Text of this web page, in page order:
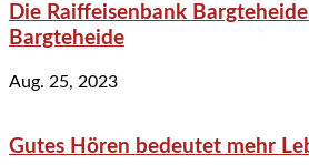
Die Raiffeisenbank
Bargteheide
Aug. 25, 2023
Gutes Hören bedeutet mehr